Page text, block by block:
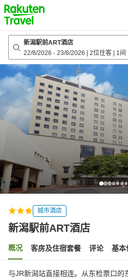
to
top
page
新潟駅前ART酒店
22/8/2026 - 23/8/2026 2位住客 1间
城市酒店
新潟駅前ART酒店
概况 客房及住宿套餐 评论 基本
与JR新潟站直接相连。从东检票口的